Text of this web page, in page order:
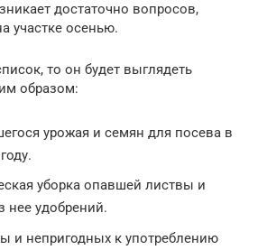
достаточно вопросов,
участке осенью.
то он будет выглядеть
образом:
урожая и семян для посева в
уборка опавшей листвы и
нее удобрений.
и непригодных к употреблению